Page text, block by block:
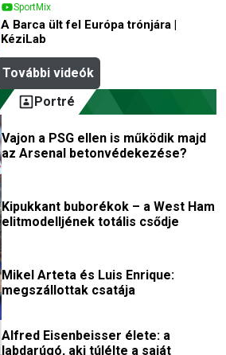
SportMix
A Barca ült fel Európa trónjára |
KéziLab
További videók
Portré
Vajon a PSG ellen is működik majd
az Arsenal betonvédekezése?
Kipukkant buborékok – a West Ham
elitmodelljének totális csődje
Mikel Arteta és Luis Enrique:
megszállottak csatája
Alfred Eisenbeisser élete: a
labdarúgó, aki túlélte a saját